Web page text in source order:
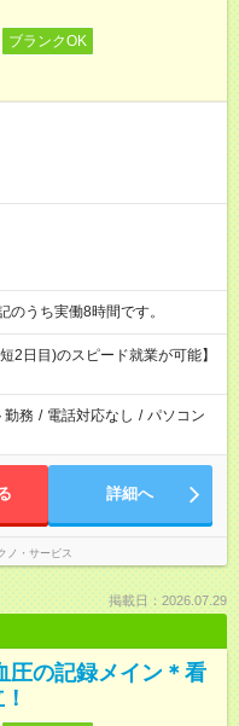
ブランクOK
18:00～3:05 ※表記のうち実働8時間です。
2日目)のスピード就業が可能】
勤務 / 電話対応なし / パソコン
詳細へ
ノ・サービス
掲載日：2026.07.29
の記録メイン＊看